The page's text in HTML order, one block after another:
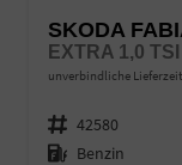
SKODA
unverbindliche
Fahrzeugnr. 42580
Kraftstoff Benzin